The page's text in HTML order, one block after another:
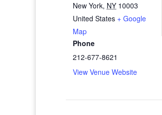
New York, NY 10003
United States + Google
Map
Phone
212-677-8621
View Venue Website